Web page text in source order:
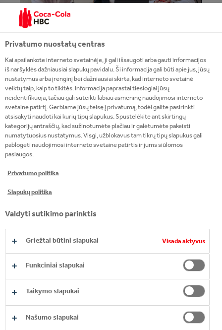
REGIONAL SALES
MANAGER​
Valdo pardavimus paskirtame regione ir
vadovauja pardavimo komandai
Ugdo komandos kompetencijas ir
motyvuoja veikti
Prižiūri įmonės strategijos įgyvendinimą
optimizavimo pastangas, kad būtų
pasiekti tikslai ir augtų rinka
KAIP MES PADĖSIME
JUMS PASIEKTI SĖKMĘ?
Privatumo nuostatų centras
Kai apsilankote interneto svetainėje, ji gali išsaugoti arba gauti informacijos
iš naršyklės dažniausiai slapukų pavidalu. Ši informacija gali būti apie jus, jūsų
nustatymus arba įrenginį bei dažniausiai skirta, kad interneto svetainė
veiktų taip, kaip to tikitės. Informacija paprastai tiesiogiai jūsų
neidentifikuoja, tačiau gali suteikti labiau asmeninę naudojimosi interneto
svetaine patirtį. Gerbiame jūsų teisę į privatumą, todėl galite pasirinkti
atsisakyti naudoti kai kurių tipų slapukus. Spustelėkite ant skirtingų
kategorijų antraščių, kad sužinotumėte plačiau ir galėtumėte pakeisti
numatytuosius nustatymus. Visgi, užblokavus tam tikrų tipų slapukus gali
pablogėti naudojimosi interneto svetaine patirtis ir jums siūlomos
paslaugos.
Privatumo politika
Slapukų politika
Valdyti sutikimo parinktis
Griežtai būtini slapukai Visada aktyvus
Funkciniai slapukai
Taikymo slapukai
Našumo slapukai